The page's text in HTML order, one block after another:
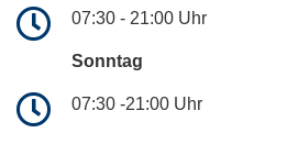
07:30 - 21:00 Uhr
Sonntag
07:30 -21:00 Uhr